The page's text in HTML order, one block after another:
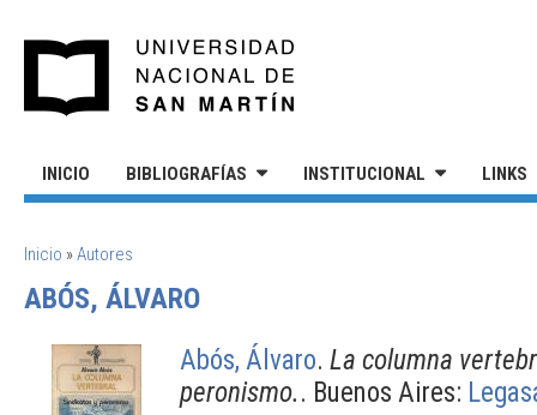
INICIO BIBLIOGRAFÍAS INSTITUCIONAL LINKS
SE ENCUENTRA USTED AQUÍ
Inicio »Autores
ABÓS, ÁLVARO
Abós, Álvaro. La columna
peronismo.. Buenos Aires: